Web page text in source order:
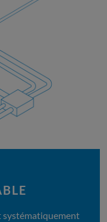
systématiquement